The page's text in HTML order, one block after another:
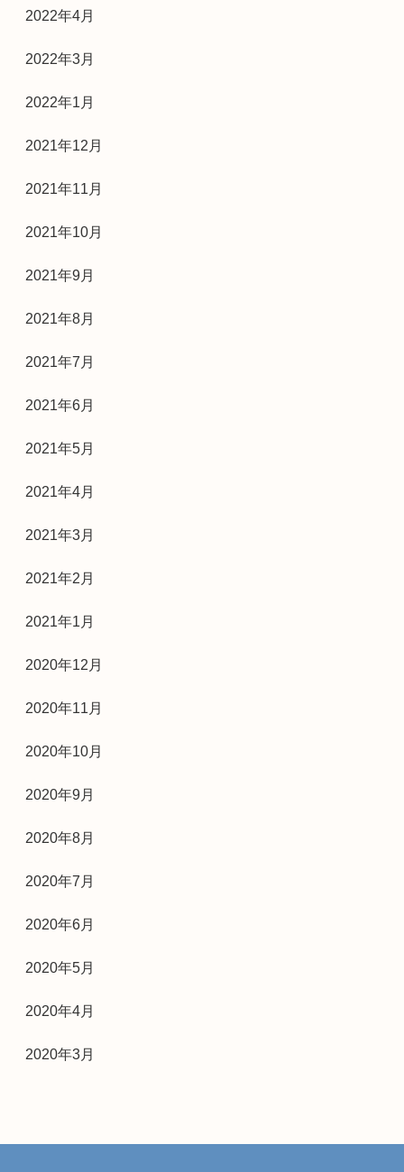
2022年4月
2022年3月
2022年1月
2021年12月
2021年11月
2021年10月
2021年9月
2021年8月
2021年7月
2021年6月
2021年5月
2021年4月
2021年3月
2021年2月
2021年1月
2020年12月
2020年11月
2020年10月
2020年9月
2020年8月
2020年7月
2020年6月
2020年5月
2020年4月
2020年3月